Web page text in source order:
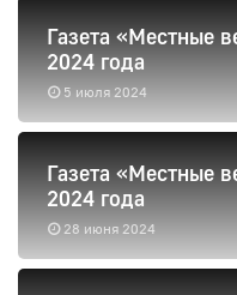
5 июля 2024
Газета «Местные
2024 года
28 июня 2024
Газета «Местные
2024 года